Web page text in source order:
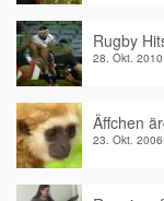
Rugby
28. Okt. 2010
Äffchen
23. Okt. 2006